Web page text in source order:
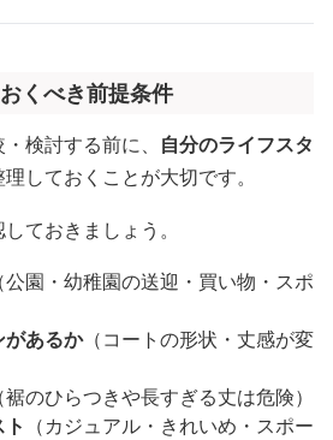
くべき前提条件
検討する前に、 自分のライフスタ
理しておくことが大切です。
ておきましょう。
公園・幼稚園の送迎・買い物・スポ
があるか（コートの形状・丈感が変
裾のひらつきや長すぎる丈は危険）
（カジュアル・きれいめ・スポー